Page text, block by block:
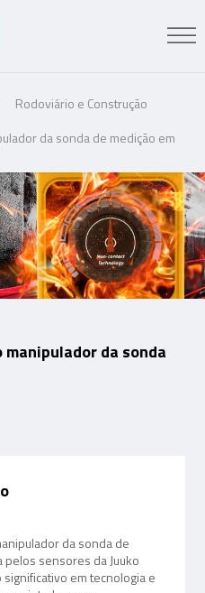
Rodoviário e Construção
da sonda de medição em
da sonda
da sonda de
sensores da Juuko
em tecnologia e